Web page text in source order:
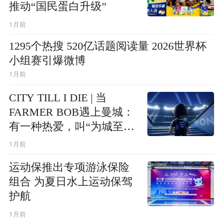
推动“国民蛋白升级”
1月前
1295个热搜 520亿话题阅读量 2026世界杯
小组赛引爆微博
1月前
CITY TILL I DIE | 当
FARMER BOB遇上曼城：
有一种热爱，叫“为城至
终”
1月前
运动保推出专项游泳保险
组合 为夏日水上运动保驾
护航
1月前